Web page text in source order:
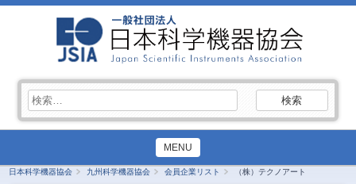
索:
MENU
日本科学機器協会 九州科学機器協会 会員企業リスト （株）テクノアート